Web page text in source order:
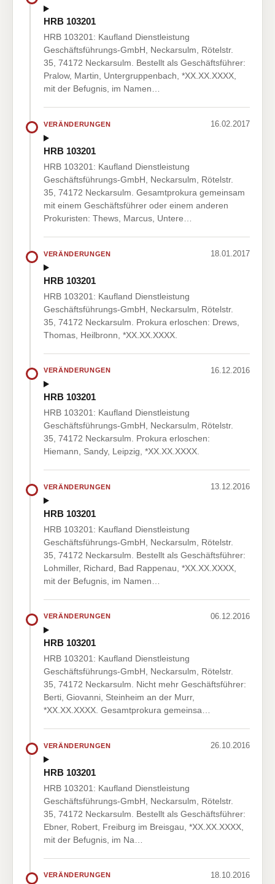
HRB 103201
HRB 103201: Kaufland Dienstleistung
Geschäftsführungs-GmbH, Neckarsulm, Rötelstr.
35, 74172 Neckarsulm. Bestellt als Geschäftsführer:
Pralow, Martin, Untergruppenbach, *XX.XX.XXXX,
mit der Befugnis, im Namen…
VERÄNDERUNGEN 16.02.2017
HRB 103201
HRB 103201: Kaufland Dienstleistung
Geschäftsführungs-GmbH, Neckarsulm, Rötelstr.
35, 74172 Neckarsulm. Gesamtprokura gemeinsam
mit einem Geschäftsführer oder einem anderen
Prokuristen: Thews, Marcus, Untere…
VERÄNDERUNGEN 18.01.2017
HRB 103201
HRB 103201: Kaufland Dienstleistung
Geschäftsführungs-GmbH, Neckarsulm, Rötelstr.
35, 74172 Neckarsulm. Prokura erloschen: Drews,
Thomas, Heilbronn, *XX.XX.XXXX.
VERÄNDERUNGEN 16.12.2016
HRB 103201
HRB 103201: Kaufland Dienstleistung
Geschäftsführungs-GmbH, Neckarsulm, Rötelstr.
35, 74172 Neckarsulm. Prokura erloschen:
Hiemann, Sandy, Leipzig, *XX.XX.XXXX.
VERÄNDERUNGEN 13.12.2016
HRB 103201
HRB 103201: Kaufland Dienstleistung
Geschäftsführungs-GmbH, Neckarsulm, Rötelstr.
35, 74172 Neckarsulm. Bestellt als Geschäftsführer:
Lohmiller, Richard, Bad Rappenau, *XX.XX.XXXX,
mit der Befugnis, im Namen…
VERÄNDERUNGEN 06.12.2016
HRB 103201
HRB 103201: Kaufland Dienstleistung
Geschäftsführungs-GmbH, Neckarsulm, Rötelstr.
35, 74172 Neckarsulm. Nicht mehr Geschäftsführer:
Berti, Giovanni, Steinheim an der Murr,
*XX.XX.XXXX. Gesamtprokura gemeinsa…
VERÄNDERUNGEN 26.10.2016
HRB 103201
HRB 103201: Kaufland Dienstleistung
Geschäftsführungs-GmbH, Neckarsulm, Rötelstr.
35, 74172 Neckarsulm. Bestellt als Geschäftsführer:
Ebner, Robert, Freiburg im Breisgau, *XX.XX.XXXX,
mit der Befugnis, im Na…
VERÄNDERUNGEN 18.10.2016